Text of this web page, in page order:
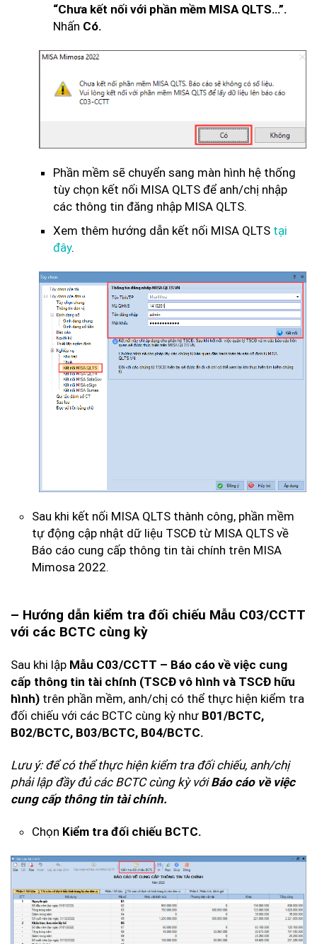
“Chưa kết nối với phần mềm MISA QLTS…”.
Nhấn Có.
Phần mềm sẽ chuyển sang màn hình hệ thống
tùy chọn kết nối MISA QLTS để anh/chị nhập
các thông tin đăng nhập MISA QLTS.
Xem thêm hướng dẫn kết nối MISA QLTS tại
đây.
Sau khi kết nối MISA QLTS thành công, phần mềm
tự động cập nhật dữ liệu TSCĐ từ MISA QLTS về
Báo cáo cung cấp thông tin tài chính trên MISA
Mimosa 2022.
– Hướng dẫn kiểm tra đối chiếu Mẫu C03/CCTT
với các BCTC cùng kỳ
Sau khi lập Mẫu C03/CCTT – Báo cáo về việc cung
cấp thông tin tài chính (TSCĐ vô hình và TSCĐ hữu
hình) trên phần mềm, anh/chị có thể thực hiện kiểm tra
đối chiếu với các BCTC cùng kỳ như B01/BCTC,
B02/BCTC, B03/BCTC, B04/BCTC.
Lưu ý: để có thể thực hiện kiểm tra đối chiếu, anh/chị
phải lập đầy đủ các BCTC cùng kỳ vớiBáo cáo về việc
cung cấp thông tin tài chính.
Chọn Kiểm tra đối chiếu BCTC.